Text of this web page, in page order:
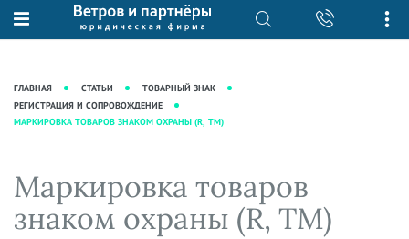
О нас
Рекомендации
фирмы
Кейсы
Юридические услуги
Интеллектуальная собственность
Сопровождение бизнеса
Ведение уголовных дел
База знаний
Журнал "Секреты арбитражной
практики"
Статьи
Аудиоподкасты
Видеоподкасты
ГЛАВНАЯ СТАТЬИ
ТОВАРНЫЙ ЗНАК
РЕГИСТРАЦИЯ И СОПРОВОЖДЕНИЕ
МАРКИРОВКА ТОВАРОВ ЗНАКОМ ОХРАНЫ (R, TM)
Маркировка товаров
знаком охраны (R, TM)